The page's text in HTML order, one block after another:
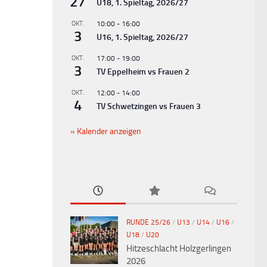
U18, 1. Spieltag, 2026/27
OKT.
3
10:00 - 16:00
U16, 1. Spieltag, 2026/27
OKT.
3
17:00 - 19:00
TV Eppelheim vs Frauen 2
OKT.
4
12:00 - 14:00
TV Schwetzingen vs Frauen 3
Kalender anzeigen
RUNDE 25/26 / U13 / U14 / U16 /
U18 / U20
Hitzeschlacht Holzgerlingen
2026